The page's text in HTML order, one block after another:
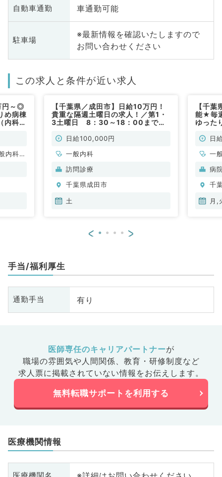
自動車通勤 車通勤可能
駐車場
※最新情報を確認いたしますので
お問い合わせください
この求人と条件が近い求人
円～◎
め病棟
内科系
内科、
【千葉県／成田市】日給10万円！
貴重な隔週土曜日の求人！／第1・
3土曜日 8：30～18：00まで／
マイカー通勤可能です◎（一般内科
日給100,000円
一般内科
訪問診療
千葉県成田市
土
【千
能★毎
ゆった
ご相日
一
病
千
月,
< >
手当/福利厚生
通勤手当 有り
医師専任のキャリアパートナーが
職場の雰囲気や人間関係、 教育・研修制度など
求人票に掲載されていない情報をお伝えします。
無料転職サポートを利用する
医療機関情報